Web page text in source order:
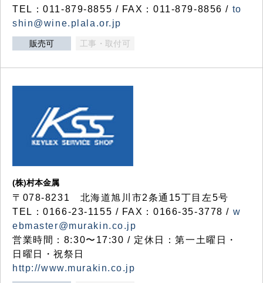
TEL：011-879-8855 / FAX：011-879-8856 / to
shin@wine.plala.or.jp
販売可 工事・取付可
(株)村本金属
〒078-8231 北海道旭川市2条通15丁目左5号
TEL：0166-23-1155 / FAX：0166-35-3778 / w
ebmaster@murakin.co.jp
営業時間：8:30〜17:30 / 定休日：第一土曜日・
日曜日・祝祭日
http://www.murakin.co.jp